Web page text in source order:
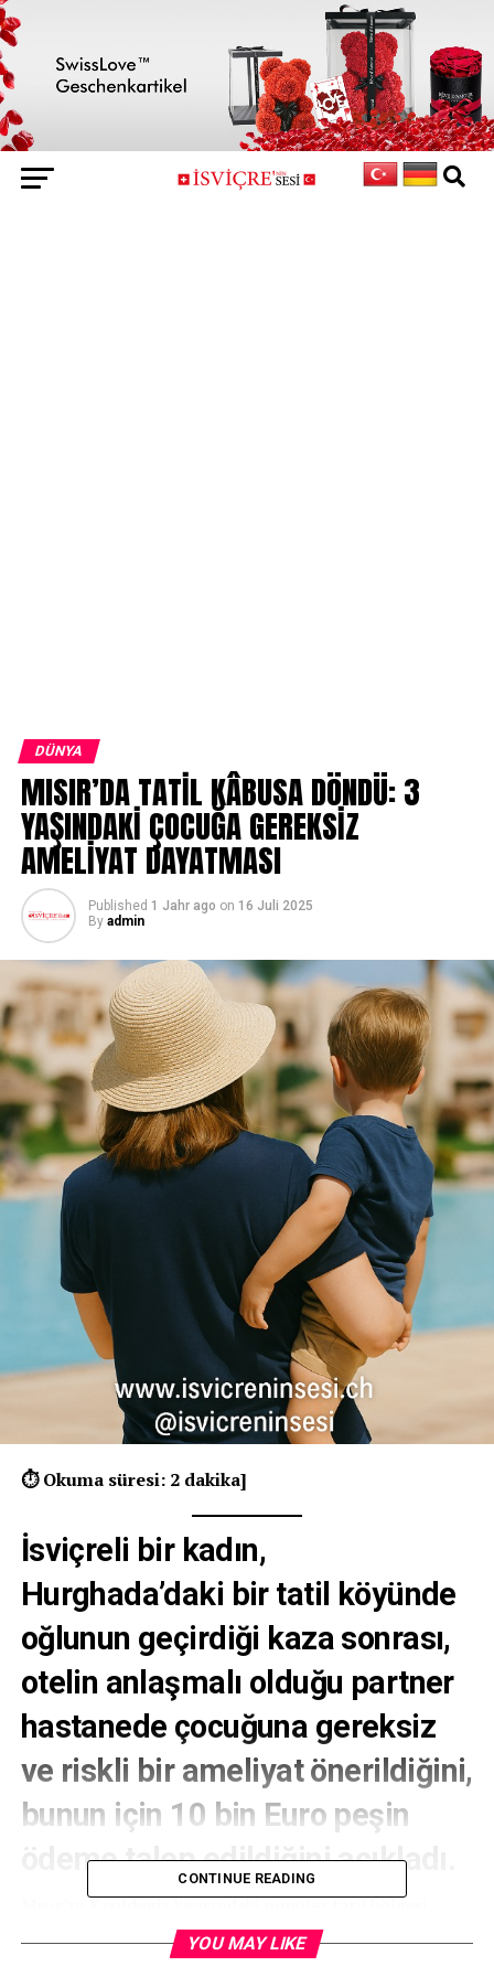
DÜNYA
MISIR’DA TATİL KÂBUSA DÖNDÜ: 3
YAŞINDAKİ ÇOCUĞA GEREKSİZ
AMELİYAT DAYATMASI
Published 1 Jahr ago on 16 Juli 2025
By admin
⏱ Okuma süresi: 2 dakika]
İsviçreli bir kadın,
Hurghada’daki bir tatil köyünde
oğlunun geçirdiği kaza sonrası,
otelin anlaşmalı olduğu partner
hastanede çocuğuna gereksiz
ve riskli bir ameliyat önerildiğini,
bunun için 10 bin Euro peşin
ödeme talep edildiğini açıkladı.
Mısır’ın Kızıldeniz kıyısındaki popüler tatil bölgesi
Hurghada’da yaşanan olay, yabancı turistlerin sağlık
sistemi karşısında karşılaşabileceği tehlikelere dikkat
CONTINUE READING
YOU MAY LIKE